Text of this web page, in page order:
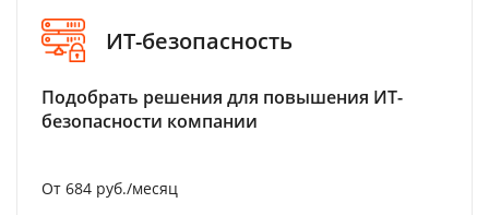
ИТ-безопасность
Подобрать решения для повышения ИТ-
безопасности компании
От 684 руб./месяц